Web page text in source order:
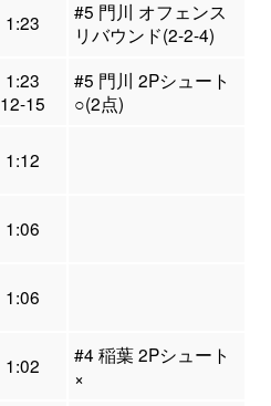
1:23
#5 門川 オフェンス
リバウンド(2-2-4)
1:23
12-15
#5 門川 2Pシュート
○(2点)
1:12
1:06
1:06
1:02
#4 稲葉 2Pシュート
×